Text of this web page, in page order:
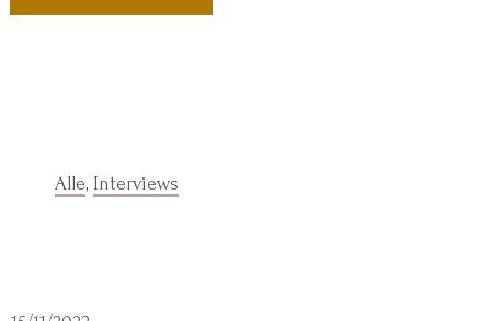
Alle, Interviews